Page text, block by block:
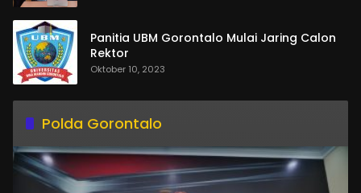
Panitia UBM Gorontalo Mulai Jaring Calon
Rektor
Oktober 10, 2023
Polda Gorontalo